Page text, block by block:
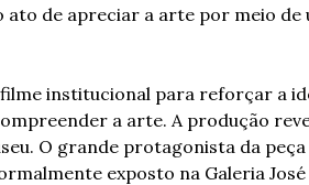
de apreciar a arte por meio de
institucional para reforçar a
a arte. A produção
O grande protagonista da peça
exposto na Galeria